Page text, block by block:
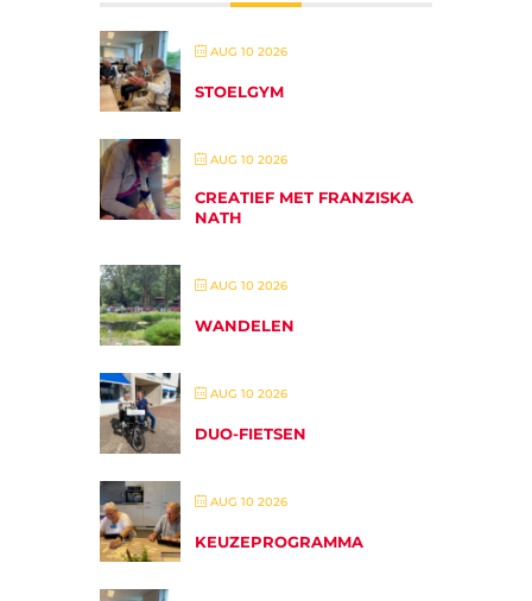
AUG 10 2026
STOELGYM
AUG 10 2026
CREATIEF MET FRANZISKA
NATH
AUG 10 2026
WANDELEN
AUG 10 2026
DUO-FIETSEN
AUG 10 2026
KEUZEPROGRAMMA